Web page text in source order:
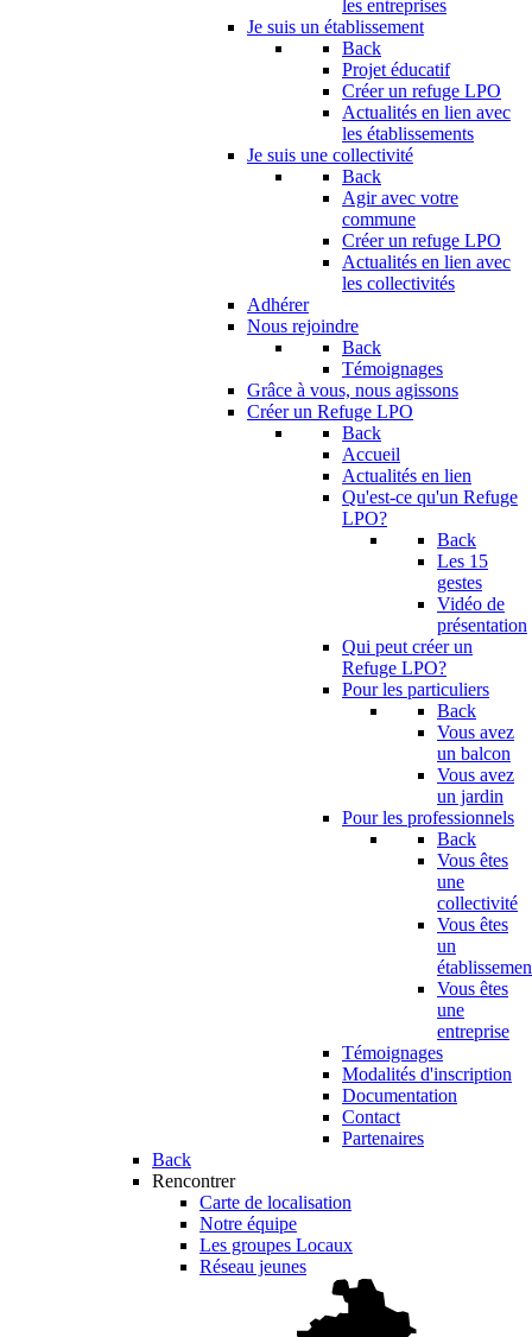
les entreprises
Je suis un établissement
Back
Projet éducatif
Créer un refuge LPO
Actualités en lien avec
les établissements
Je suis une collectivité
Back
Agir avec votre
commune
Créer un refuge LPO
Actualités en lien avec
les collectivités
Adhérer
Nous rejoindre
Back
Témoignages
Grâce à vous, nous agissons
Créer un Refuge LPO
Back
Accueil
Actualités en lien
Qu'est-ce qu'un Refuge
LPO?
Back
Les 15
gestes
Vidéo de
présentation
Qui peut créer un
Refuge LPO?
Pour les particuliers
Back
Vous avez
un balcon
Vous avez
un jardin
Pour les professionnels
Back
Vous êtes
une
collectivité
Vous êtes
un
Vous êtes
une
entreprise
Témoignages
Modalités d'inscription
Documentation
Contact
Partenaires
Back
Rencontrer
Carte de localisation
Notre équipe
Les groupes Locaux
Réseau jeunes